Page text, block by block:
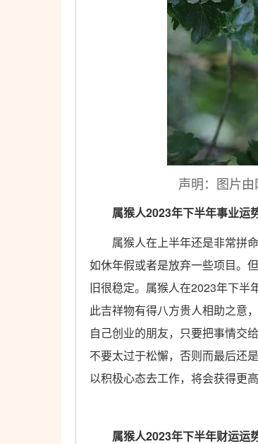
声明：图片由
属猴人2023年下半年事业运
属猴人在上半年还是非常拼命
如休年假或者是放弃一些项目。
旧很稳定。属猴人在2023年下半
此吉祥物有得八方贵人相助之意
自己创业的朋友，只要把事情交
不要太过于松懈，否则而最后还
以积极心态去工作，将会获得更高
属猴人2023年下半年财运运